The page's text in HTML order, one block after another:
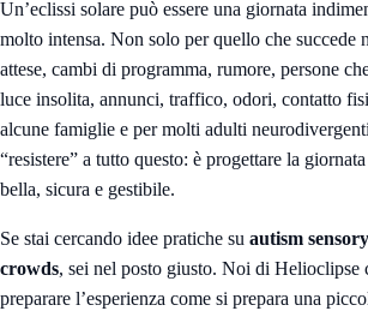
Un’eclissi solare può essere una giornata
molto intensa. Non solo per quello che succede
attese, cambi di programma, rumore, persone
luce insolita, annunci, traffico, odori, contatto
alcune famiglie e per molti adulti
“resistere” a tutto questo: è progettare la
bella, sicura e gestibile.
Se stai cercando idee pratiche su autism
crowds, sei nel posto giusto. Noi di Helioclipse
preparare l’esperienza come si prepara una